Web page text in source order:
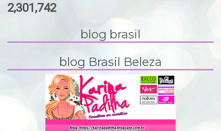
2,301,742
blog brasil
blog Brasil Beleza